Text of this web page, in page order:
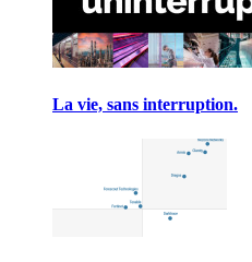
La vie, sans interruption.